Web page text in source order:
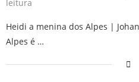
leitura
Heidi a menina dos Alpes |
Alpes é …